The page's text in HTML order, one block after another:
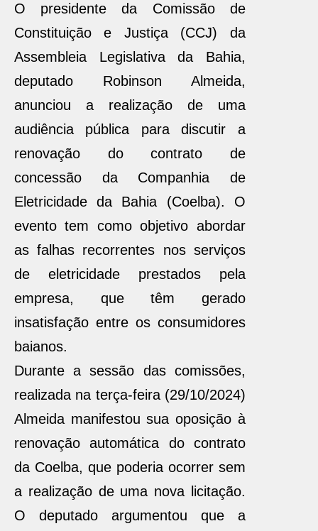
O presidente da Comissão de
Constituição e Justiça (CCJ) da
Assembleia Legislativa da Bahia,
deputado Robinson Almeida,
anunciou a realização de uma
audiência pública para discutir a
renovação do contrato de
concessão da Companhia de
Eletricidade da Bahia (Coelba). O
evento tem como objetivo abordar
as falhas recorrentes nos serviços
de eletricidade prestados pela
empresa, que têm gerado
insatisfação entre os consumidores
baianos.
Durante a sessão das comissões,
realizada na terça-feira (29/10/2024)
Almeida manifestou sua oposição à
renovação automática do contrato
da Coelba, que poderia ocorrer sem
a realização de uma nova licitação.
O deputado argumentou que a